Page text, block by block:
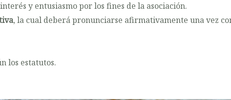
y entusiasmo por los fines de la asociación.
, la cual deberá pronunciarse afirmativamente una vez
los estatutos.